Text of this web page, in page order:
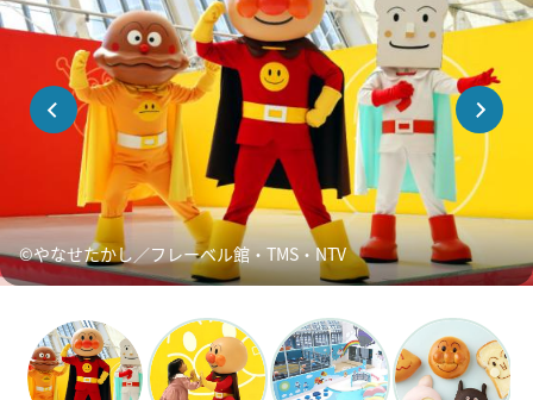
©やなせたかし／フレーベル館・TMS・NTV